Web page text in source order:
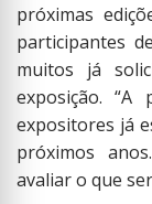
próximas
participantes
muitos já
exposição.
expositores já
próximos
avaliar o que